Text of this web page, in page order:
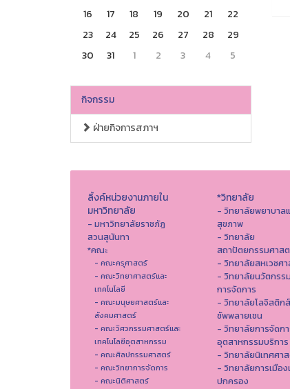
16
17 18 19 20 21
22
23
24 25 26 27 28
29
30
31 1 2 3 4 5
กิจกรรม
ฝ่ายกิจการสภาฯ
ลิ้งค์หน่วยงานภายใน
มหาวิทยาลัย
- มหาวิทยาลัยราชภัฏ
สวนสุนันทา
*คณะ
- คณะครุศาสตร์
- คณะวิทยาศาสตร์และ
เทคโนโลยี
- คณะมนุษยศาสตร์และ
สังคมศาสตร์
- คณะวิศวกรรมศาสตร์และ
เทคโนโลยีอุตสาหกรรม
- คณะศิลปกรรมศาสตร์
- คณะวิทยาการจัดการ
- คณะนิติศาสตร์
*วิทยาลัย
- วิทยาลัยพยาบาล
สุขภาพ
- วิทยาลัย
สถาปัตยกรรมศาส
- วิทยาลัยสหเวชศ
- วิทยาลัยนวัตกรร
การจัดการ
- วิทยาลัยโลจิสติก
ซัพพลายเชน
- วิทยาลัยการจัดก
อุตสาหกรรมบริการ
- วิทยาลัยนิเทศศา
- วิทยาลัยการเมือง
ปกครอง